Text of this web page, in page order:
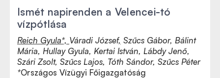
Ismét napirenden a Velencei-tó
vízpótlása
Reich Gyula*, Váradi József, Szűcs Gábor, Bálint
Mária, Hullay Gyula, Kertai István, Lábdy Jenő,
Szári Zsolt, Szűcs Lajos, Tóth Sándor, Szűcs Péter
*Országos Vízügyi Főigazgatóság